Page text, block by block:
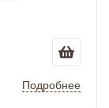
Подробнее